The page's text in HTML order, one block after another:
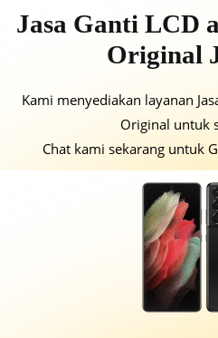
Jasa Ganti LCD
Original
Kami menyediakan layanan
Original untuk
Chat kami sekarang untuk